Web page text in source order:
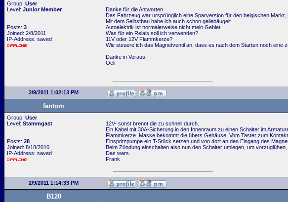
Group: User
Level: Junior Member
Posts: 3
Joined: 2/8/2011
IP-Address: saved
Danke für die Antworten.
Das Fahrzeug war ursprünglich eine Sparversion für den belgischen Markt,
Mit dem Selbstbau habe ich auch schon geliebäugelt.
Autoelektrik ist normalerweise nicht mein Gebiet.
Was für ein Relais soll ich verwenden?
11V oder 12V Flammkerze?
Wie steuere ich das Magnetventil an, dass es nach dem Starten noch eine
Danke in Voraus,
Oeli
2/9/2011 1:02:13 PM
fantom
Group: User
Level: Stammgast
Posts: 28
Joined: 8/18/2010
IP-Address: saved
12V- sonst brennt die zu schnell durch.
Ein Kabel mit 30A-Sicherung in den Innenraum zu einen Schalter im
Flammkerze. Masse bekommt die übers Gehäuse. Vom Taster zum
Einspritzpumpe ein T-Stück setzen und von dort an den Eingang des
Beim Zündung einschalten also nun den Schalter umlegen, um
Das wars.
Frank
2/9/2011 1:14:33 PM
B120